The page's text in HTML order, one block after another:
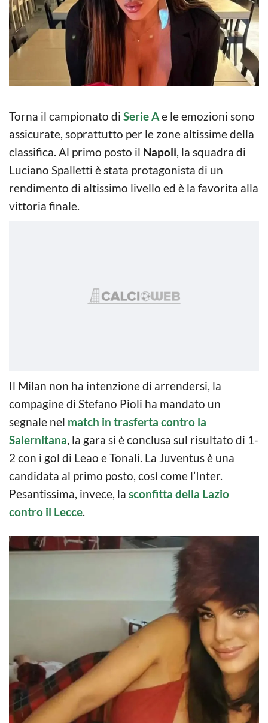
Torna il campionato di Serie Ae le emozioni sono
assicurate, soprattutto per le zone altissime della
classifica. Al primo posto il Napoli, la squadra di
Luciano Spalletti è stata protagonista di un
rendimento di altissimo livello ed è la favorita alla
vittoria finale.
Il Milan non ha intenzione di arrendersi, la
compagine di Stefano Pioli ha mandato un
segnale nel match in trasferta contro la
Salernitana, la gara si è conclusa sul risultato di 1-
2 con i gol di Leao e Tonali. La Juventus è una
candidata al primo posto, così come l’Inter.
Pesantissima, invece, la sconfitta della Lazio
contro il Lecce.